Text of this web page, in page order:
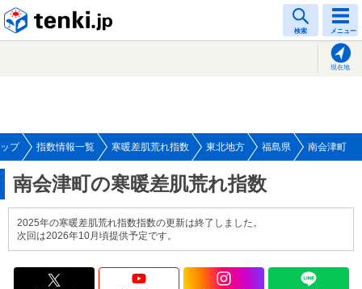
検索 メニュー
現在地
プ 指数情報一覧 寒暖差肌荒れ指数 東北地方 福島県 南会津町
南会津町の寒暖差肌荒れ指数
2025年の寒暖差肌荒れ指数指数の更新は終了しました。
次回は2026年10月頃提供予定です。